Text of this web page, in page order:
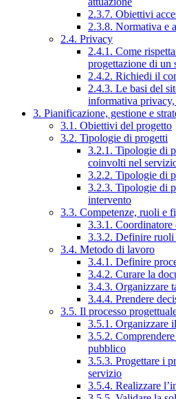
2.3.7. Obiettivi
2.3.8. Normativa e
2.4. Privacy
2.4.1. Come
progettazione di un
2.4.2. Richiedi il
2.4.3. Le basi del
informativa
3. Pianificazione, gestione e
3.1. Obiettivi del progetto
3.2. Tipologie di progetti
3.2.1. Tipologie di
coinvolti nel
3.2.2. Tipologie di
3.2.3. Tipologie di
intervento
3.3. Competenze, ruoli e
3.3.1. Coordinatore
3.3.2. Definire ruoli
3.4. Metodo di lavoro
3.4.1. Definire
3.4.2. Curare la
3.4.3. Organizzare
3.4.4. Prendere
3.5. Il processo
3.5.1. Organizzare
3.5.2.
pubblico
3.5.3. Progettare i
servizio
3.5.4. Realizzare